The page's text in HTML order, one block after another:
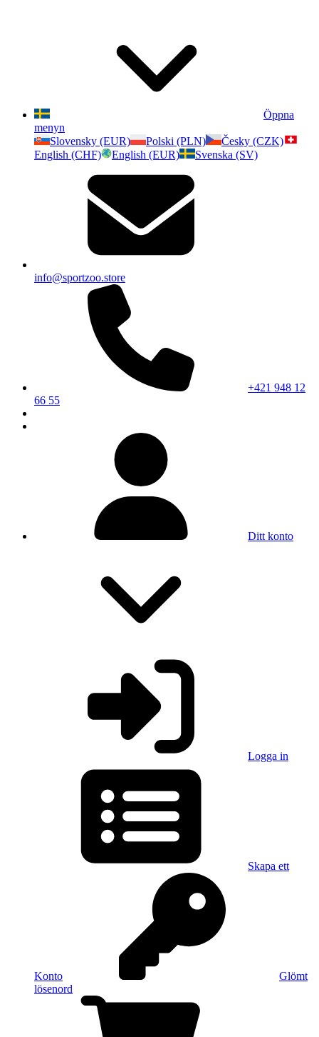
Öppna
menyn
Slovensky (EUR)
Polski (PLN)
Česky (CZK)
English (CHF)
English (EUR) Svenska (SV)
info@sportzoo.store
+421 948 12
66 55
Ditt konto
Logga in
Skapa ett
Konto
Glömt
lösenord